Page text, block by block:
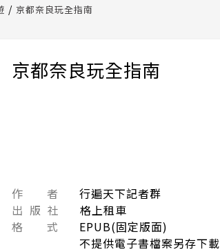
合併與書櫃開通申請
京都奈良玩全指南
京都奈良玩全指南
作 者
行遍天下記者群
出 版 社
格上租車
格 式
EPUB(固定版面)
不提供電子書檔案另存下載